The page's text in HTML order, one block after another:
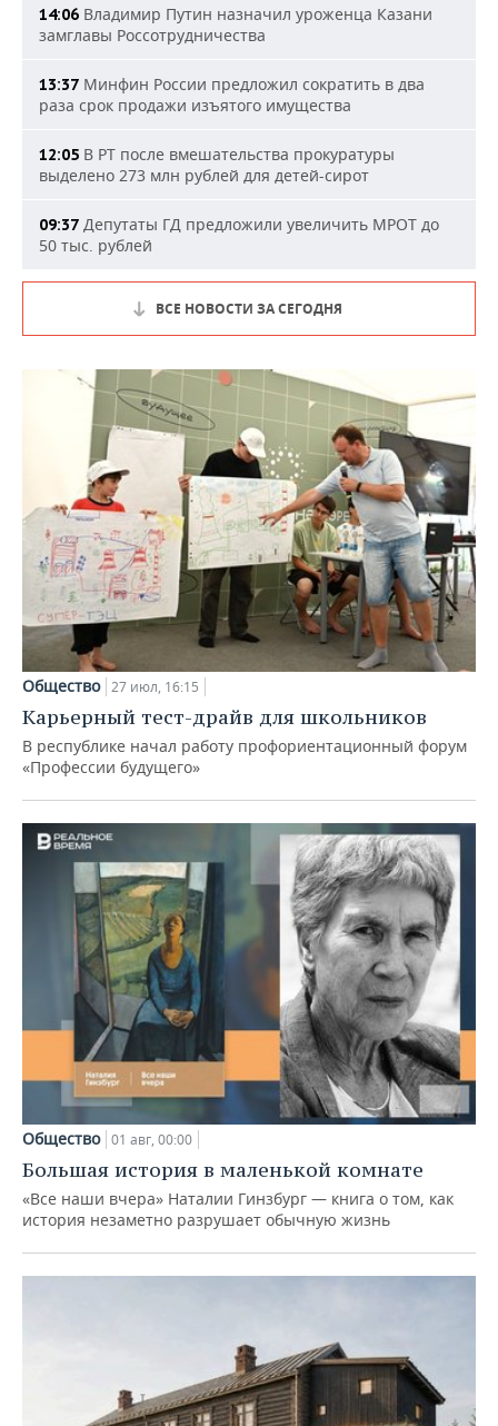
14:06 Владимир Путин назначил уроженца Казани
замглавы Россотрудничества
13:37 Минфин России предложил сократить в два
раза срок продажи изъятого имущества
12:05 В РТ после вмешательства прокуратуры
выделено 273 млн рублей для детей-сирот
09:37 Депутаты ГД предложили увеличить МРОТ до
50 тыс. рублей
ВСЕ НОВОСТИ ЗА СЕГОДНЯ
Общество 27 июл, 16:15
Карьерный тест-драйв для школьников
В республике начал работу профориентационный форум
«Профессии будущего»
Общество 01 авг, 00:00
Большая история в маленькой комнате
«Все наши вчера» Наталии Гинзбург — книга о том, как
история незаметно разрушает обычную жизнь